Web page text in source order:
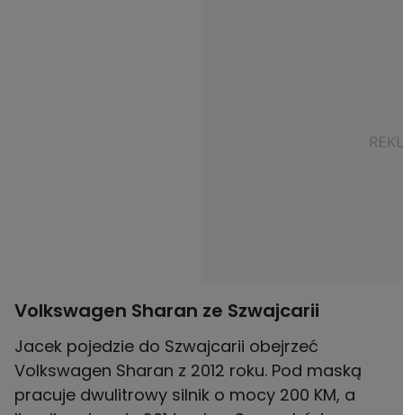
Volkswagen Sharan ze Szwajcarii
Jacek pojedzie do Szwajcarii obejrzeć
Volkswagen Sharan z 2012 roku. Pod maską
pracuje dwulitrowy silnik o mocy 200 KM, a